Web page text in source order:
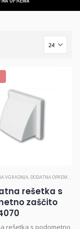
VGRADNJA, DODATNA OPREMA ,
rešetka s
zaščito
rešetka s podometno